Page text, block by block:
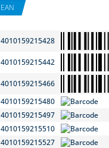
EAN
4010159215428
4010159215442
4010159215466
4010159215480
4010159215497
4010159215510
4010159215527